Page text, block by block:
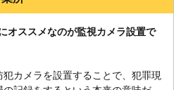
ます。監視カメラについて詳しくは
てお任せいただけます。
オススメなのが監視カメラ設置で
犯カメラを設置することで、犯罪現